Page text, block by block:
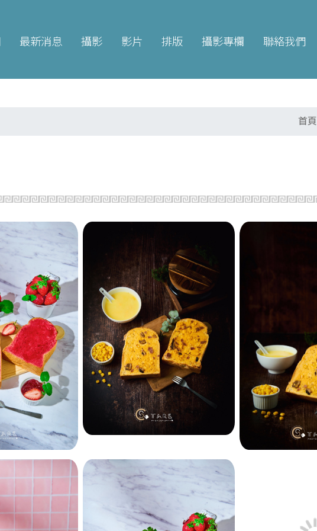
最新消息 攝影 影片 排版 攝影專欄 聯絡我們
首頁